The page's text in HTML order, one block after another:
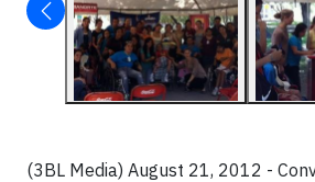
(3BL Media) August 21, 2012 -